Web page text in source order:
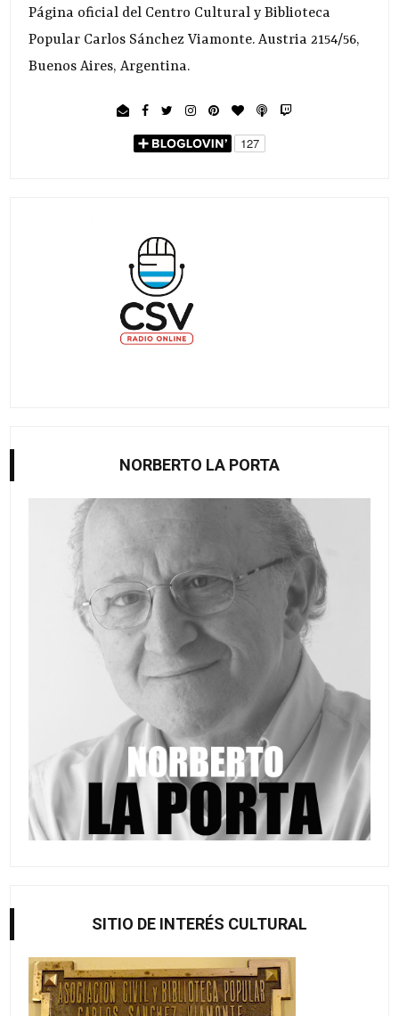
Página oficial del Centro Cultural y Biblioteca
Popular Carlos Sánchez Viamonte. Austria 2154/56,
Buenos Aires, Argentina.
NORBERTO LA PORTA
SITIO DE INTERÉS CULTURAL